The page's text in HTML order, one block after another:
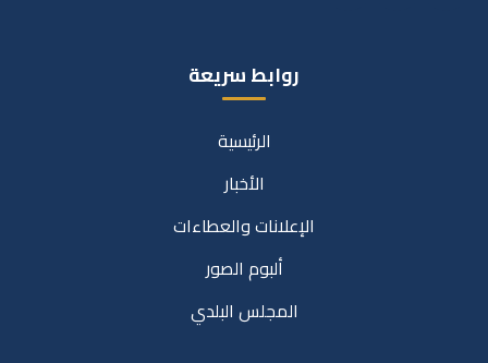
روابط سريعة
الرئيسية
الأخبار
الإعلانات والعطاءات
ألبوم الصور
المجلس البلدي